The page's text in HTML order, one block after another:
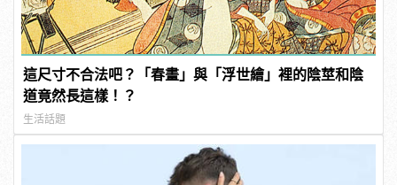
這尺寸不合法吧？「春畫」與「浮世繪」裡的陰莖和陰
道竟然長這樣！？
生活話題